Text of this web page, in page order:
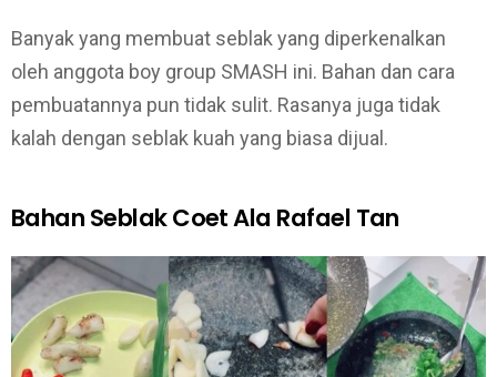
Banyak yang membuat seblak yang diperkenalkan
oleh anggota boy group SMASH ini. Bahan dan cara
pembuatannya pun tidak sulit. Rasanya juga tidak
kalah dengan seblak kuah yang biasa dijual.
Bahan Seblak Coet Ala Rafael Tan